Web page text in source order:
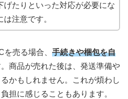
げたりといった対応が必要にな
注意です。
売る場合、 手続きや梱包を自
商品が売れた後は、発送準備や
かもしれません。これが煩わし
担に感じることもあります。